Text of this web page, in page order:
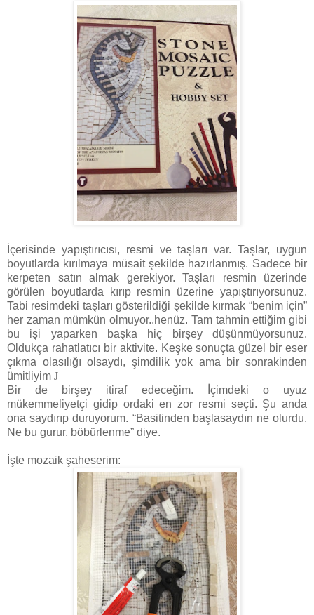
İçerisinde yapıştırıcısı, resmi ve taşları var. Taşlar, uygun
boyutlarda kırılmaya müsait şekilde hazırlanmış. Sadece bir
kerpeten satın almak gerekiyor. Taşları resmin üzerinde
görülen boyutlarda kırıp resmin üzerine yapıştırıyorsunuz.
Tabi resimdeki taşları gösterildiği şekilde kırmak “benim için”
her zaman mümkün olmuyor..henüz. Tam tahmin ettiğim gibi
bu işi yaparken başka hiç birşey düşünmüyorsunuz.
Oldukça rahatlatıcı bir aktivite. Keşke sonuçta güzel bir eser
çıkma olasılığı olsaydı, şimdilik yok ama bir sonrakinden
ümitliyim J
Bir de birşey itiraf edeceğim. İçimdeki o uyuz
mükemmeliyetçi gidip ordaki en zor resmi seçti. Şu anda
ona saydırıp duruyorum. “Basitinden başlasaydın ne olurdu.
Ne bu gurur, böbürlenme” diye.
İşte mozaik şaheserim: